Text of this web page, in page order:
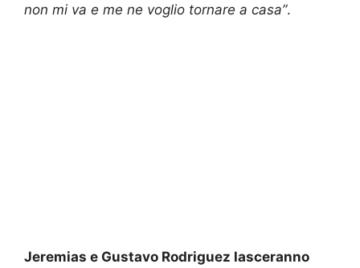
non mi va e me ne voglio tornare a casa”.
Jeremias e Gustavo Rodriguez lasceranno